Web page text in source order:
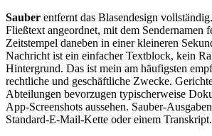
Sauber entfernt das Blasendesign
Fließtext angeordnet, mit dem Sendernamen
Zeitstempel daneben in einer kleineren
Nachricht ist ein einfacher Textblock, kein
Hintergrund. Das ist mein am häufigsten
rechtliche und geschäftliche Zwecke.
Abteilungen bevorzugen typischerweise
App-Screenshots aussehen. Sauber-
Standard-E-Mail-Kette oder einem Transkript.